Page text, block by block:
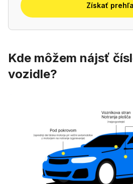
Získať
Kde môžem nájsť
vozidle?